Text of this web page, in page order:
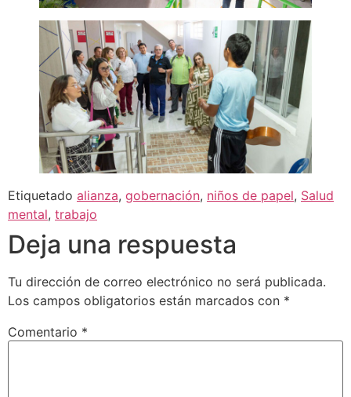
Etiquetado alianza, gobernación, niños de papel, Salud
mental, trabajo
Deja una respuesta
Tu dirección de correo electrónico no será publicada.
Los campos obligatorios están marcados con *
Comentario *